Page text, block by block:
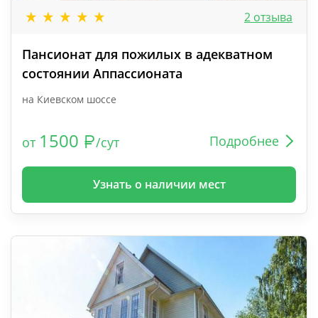
2 отзыва
Пансионат для пожилых в адекватном
состоянии Аппассионата
на Киевском шоссе
от 1500 /сут Подробнее
Узнать о наличии мест